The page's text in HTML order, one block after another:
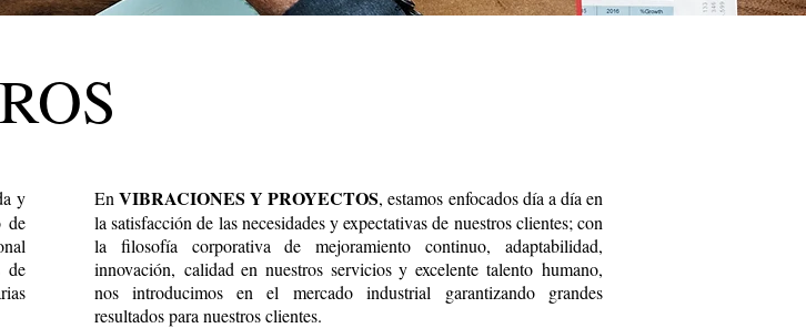
y
de
de
EnVIBRACIONES Y PROYECTOS, estamos enfocados día a día en
la satisfacción de las necesidades y expectativas de nuestros clientes; con
la filosofía corporativa de mejoramiento continuo, adaptabilidad,
innovación, calidad en nuestros servicios y excelente talento humano,
nos introducimos en el mercado industrial garantizando grandes
resultados para nuestros clientes.